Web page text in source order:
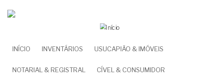
para
principal
NAVEGAÇÃO
INÍCIO INVENTÁRIOS USUCAPIÃO & IMÓVEIS
NOTARIAL & REGISTRAL CÍVEL & CONSUMIDOR